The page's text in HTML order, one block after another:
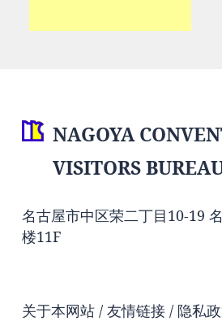
NAGOYA
VISITORS
名古屋市中区荣二丁目10-19
楼11F
关于本网站 友情链接 隐私